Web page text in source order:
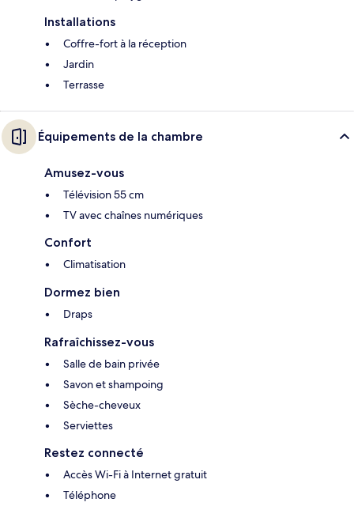
Installations
Coffre-fort à la réception
Jardin
Terrasse
Équipements de la chambre
Amusez-vous
Télévision 55 cm
TV avec chaînes numériques
Confort
Climatisation
Dormez bien
Draps
Rafraîchissez-vous
Salle de bain privée
Savon et shampoing
Sèche-cheveux
Serviettes
Restez connecté
Accès Wi-Fi à Internet gratuit
Téléphone